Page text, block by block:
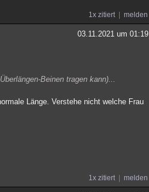
1x zitiert melden
03.11.2021 um 01:19
Beinen tragen kann)...
Länge. Verstehe nicht welche Frau
1x zitiert melden